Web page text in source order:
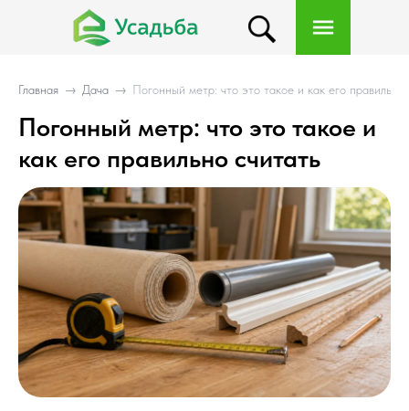
Главная → Дача → Погонный метр: что это такое и как его правильно
Погонный метр: что это такое и
как его правильно считать